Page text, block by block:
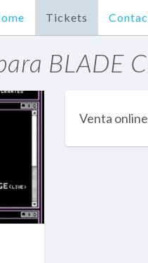
Tickets
BLADE
Venta